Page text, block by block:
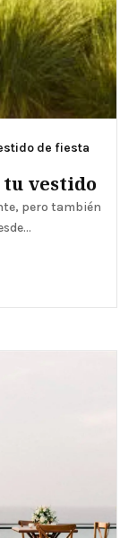
tu vestido
de fiesta
pero también